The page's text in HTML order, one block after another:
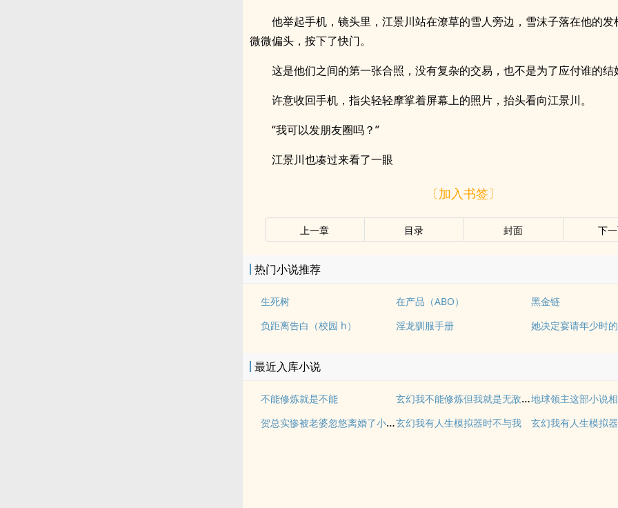
他举起手机，镜头里，江景川站在潦草的雪人旁边，雪沫子落在他的发
微微偏头，按下了快门。
这是他们之间的第一张合照，没有复杂的交易，也不是为了应付谁的结
许意收回手机，指尖轻轻摩挲着屏幕上的照片，抬头看向江景川。
“我可以发朋友圈吗？”
江景川也凑过来看了一眼
〔加入书签〕
上一章 目录 封面 下
热门小说推荐
生死树 在产品（ABO）
黑金链
负距离告白（校园 h）
淫龙驯服手册
最近入库小说
不能修炼就是不能 玄幻我不能修炼但我就是无敌百度百地球领主这部小说
贺总实惨被老婆忽悠离婚了小说最新章节免费阅读玄幻我有人生模拟器时不与我 玄幻我有人生模拟